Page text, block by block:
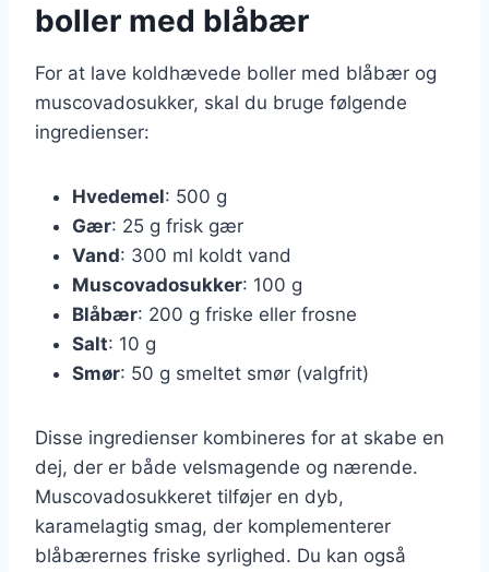
boller med blåbær
For at lave koldhævede boller med blåbær og
muscovadosukker, skal du bruge følgende
ingredienser:
Hvedemel: 500 g
Gær: 25 g frisk gær
Vand: 300 ml koldt vand
Muscovadosukker: 100 g
Blåbær: 200 g friske eller frosne
Salt: 10 g
Smør: 50 g smeltet smør (valgfrit)
Disse ingredienser kombineres for at skabe en
dej, der er både velsmagende og nærende.
Muscovadosukkeret tilføjer en dyb,
karamelagtig smag, der komplementerer
blåbærernes friske syrlighed. Du kan også